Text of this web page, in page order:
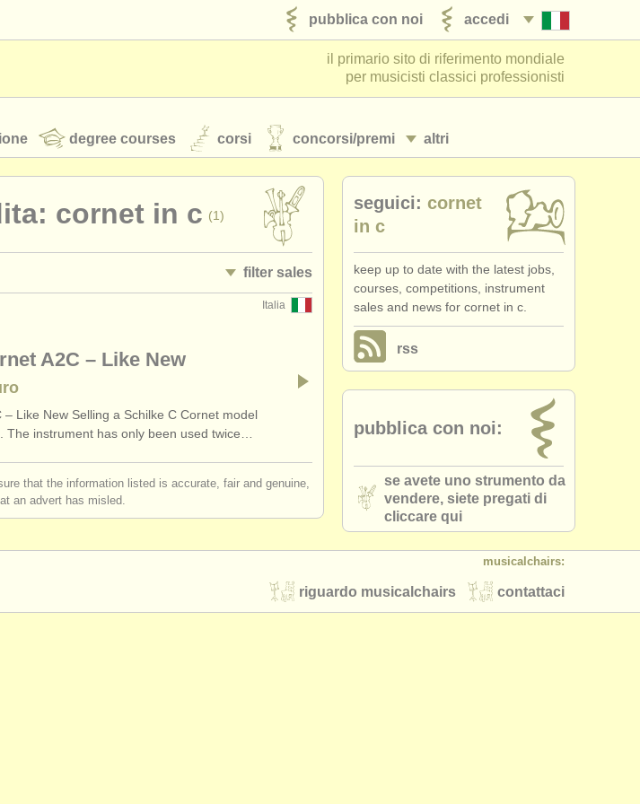
accedi
pubblica con noi
il primario sito di riferimento mondiale
per musicisti classici professionisti
altri
degree courses corsi concorsi/premi
cornet in c (1)
filter sales
trumpet family (2)
Italia
A2C – Like New
– Like New Selling a Schilke C Cornet model
The instrument has only been used twice…
that the information listed is accurate, fair and genuine,
an advert has misled.
seguici: cornet
in c
keep up to date with the latest jobs,
courses, competitions, instrument
sales and news for cornet in c.
rss
pubblica con noi:
se avete uno strumento da
vendere, siete pregati di
cliccare qui
musicalchairs:
contattaci
riguardo musicalchairs